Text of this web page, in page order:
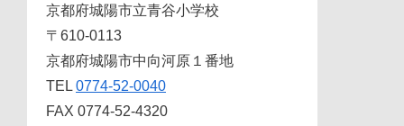
京都府城陽市立青谷小学校
〒610-0113
京都府城陽市中向河原１番地
TEL 0774-52-0040
FAX 0774-52-4320